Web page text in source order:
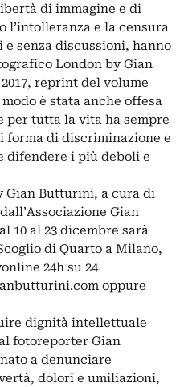
di immagine e di
l’intolleranza e la censura
senza discussioni, hanno
London by Gian
reprint del volume
è stata anche offesa
per tutta la vita ha sempre
forma di discriminazione e
difendere i più deboli e
Gian Butturini, a cura di
Gian
10 al 23 dicembre sarà
di Quarto a Milano,
24h su 24
oppure
dignità intellettuale
fotoreporter Gian
a denunciare
dolori e umiliazioni,